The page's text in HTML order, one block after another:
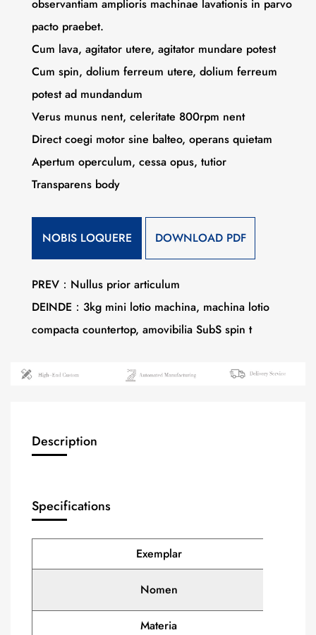
observantiam amplioris machinae lavationis in parvo
pacto praebet.
Cum lava, agitator utere, agitator mundare potest
Cum spin, dolium ferreum utere, dolium ferreum
potest ad mundandum
Verus munus nent, celeritate 800rpm nent
Direct coegi motor sine balteo, operans quietam
Apertum operculum, cessa opus, tutior
Transparens body
NOBIS LOQUERE DOWNLOAD PDF
PREV：Nullus prior articulum
DEINDE：3kg mini lotio machina, machina lotio
compacta countertop, amovibilia SubS spin t
Description
Specifications
Exemplar
Nomen
Materia